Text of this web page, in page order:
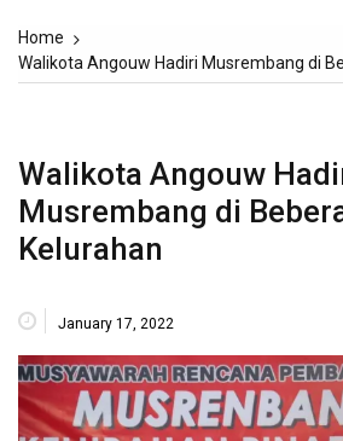
Home
Walikota Angouw Hadiri Musrembang di
Walikota Angouw
Musrembang di
Kelurahan
January 17, 2022